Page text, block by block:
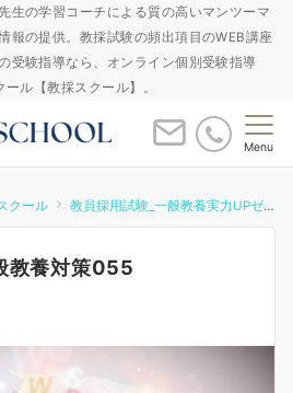
生の学習コーチによる質の高いマンツーマ
報の提供。教採試験の頻出項目のWEB講座
受験指導なら、オンライン個別受験指導
ル【教採スクール】。
Menu
クール 教員採用試験_一般教養実力UPゼミ
教養対策055